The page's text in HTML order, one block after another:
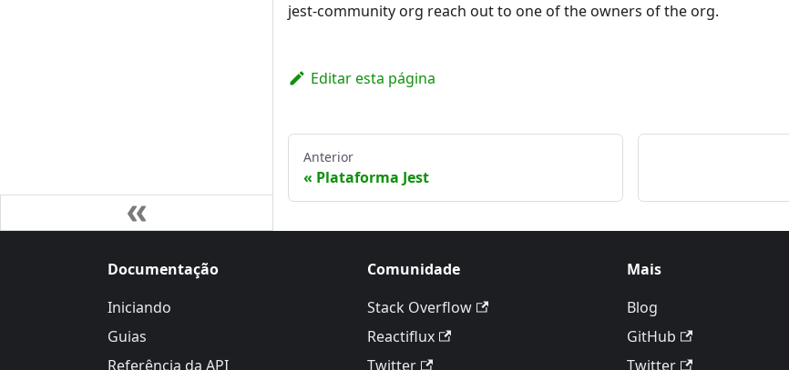
jest-community org reach out to one of the owners of the org.
Editar esta página
Anterior
Plataforma Jest
Documentação
Iniciando
Guias
Referência da API
Comunidade
Stack Overflow
Reactiflux
Twitter
Mais
Blog
GitHub
Twitter